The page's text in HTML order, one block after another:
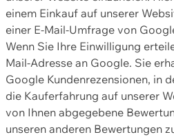
einem Einkauf auf unserer
einer E-Mail-Umfrage von
Wenn Sie Ihre Einwilligung
Mail-Adresse an Google. Sie
Google Kundenrezensionen, in
die Kauferfahrung auf unserer
von Ihnen abgegebene
unseren anderen Bewertungen